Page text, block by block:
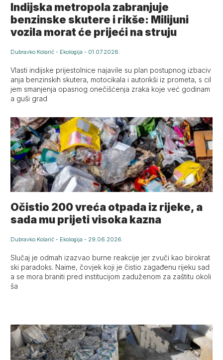
Indijska metropola zabranjuje
benzinske skutere i rikše: Milijuni
vozila morat će prijeći na struju
Dubravko Kolarić - Ekologija - 01.07.2026.
Vlasti indijske prijestolnice najavile su plan postupnog izbaciv
anja benzinskih skutera, motocikala i autorikši iz prometa, s cil
jem smanjenja opasnog onečišćenja zraka koje već godinam
a guši grad
Očistio 200 vreća otpada iz rijeke, a
sada mu prijeti visoka kazna
Dubravko Kolarić - Ekologija - 29.06.2026.
Slučaj je odmah izazvao burne reakcije jer zvuči kao birokrat
ski paradoks. Naime, čovjek koji je čistio zagađenu rijeku sad
a se mora braniti pred institucijom zaduženom za zaštitu okoli
ša